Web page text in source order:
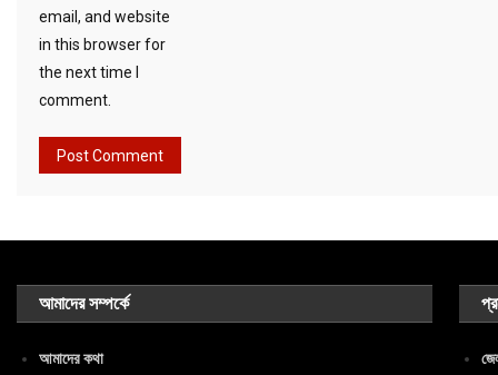
email, and website
in this browser for
the next time I
comment.
আমাদের সম্পর্কে
আমাদের কথা